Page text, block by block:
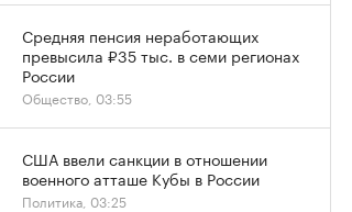
Средняя пенсия неработающих
превысила ₽35 тыс. в семи регионах
России
Общество, 03:55
США ввели санкции в отношении
военного атташе Кубы в России
Политика, 03:25